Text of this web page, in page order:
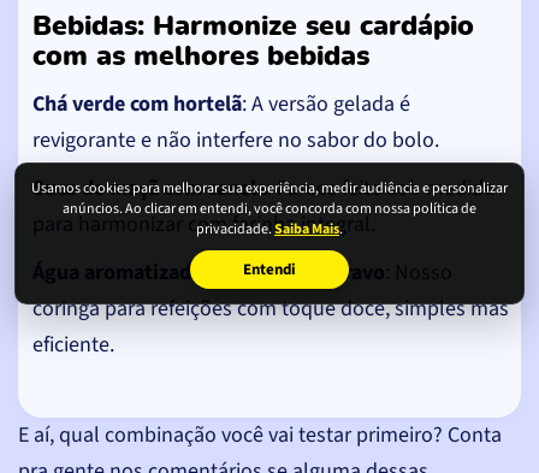
Usamos cookies para melhorar sua experiência, medir audiência e personalizar
anúncios. Ao clicar em entendi, você concorda com nossa política de
privacidade.Saiba Mais.
Entendi
Bebidas: Harmonize seu cardápio
com as melhores bebidas
Chá verde com hortelã: A versão gelada é
revigorante e não interfere no sabor do bolo.
Suco de maçã com canela: Parece feito sob medida
para harmonizar com farinha integral.
Água aromatizada com laranja e cravo
coringa para refeições com toque doce, simples mas
eficiente.
E aí, qual combinação você vai testar primeiro? Conta